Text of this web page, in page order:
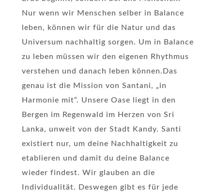
Nur wenn wir Menschen selber in Balance
leben, können wir für die Natur und das
Universum nachhaltig sorgen. Um in Balance
zu leben müssen wir den eigenen Rhythmus
verstehen und danach leben können.Das
genau ist die Mission von Santani, „in
Harmonie mit“. Unsere Oase liegt in den
Bergen im Regenwald im Herzen von Sri
Lanka, unweit von der Stadt Kandy. Santi
existiert nur, um deine Nachhaltigkeit zu
etablieren und damit du deine Balance
wieder findest. Wir glauben an die
Individualität. Deswegen gibt es für jede